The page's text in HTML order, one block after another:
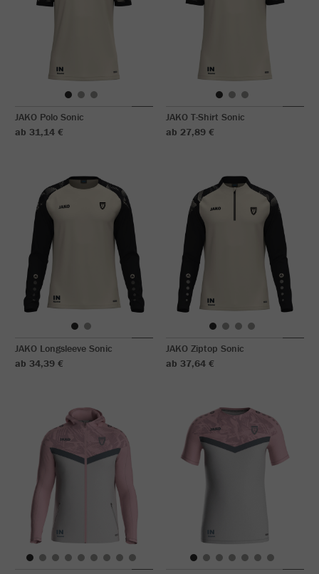
JAKO Polo Sonic
ab 31,14 €
JAKO T-Shirt Sonic
ab 27,89 €
JAKO Longsleeve Sonic
ab 34,39 €
JAKO Ziptop Sonic
ab 37,64 €